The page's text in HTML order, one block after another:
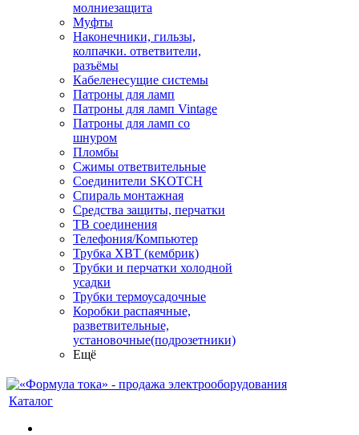
молниезащита
Муфты
Наконечники, гильзы,
колпачки. ответвители,
разъёмы
Кабеленесущие системы
Патроны для ламп
Патроны для ламп Vintage
Патроны для ламп со
шнуром
Пломбы
Сжимы ответвительные
Соединители SKOTCH
Спираль монтажная
Средства защиты, перчатки
ТВ соединения
Телефония/Компьютер
Трубка ХВТ (кембрик)
Трубки и перчатки холодной
усадки
Трубки термоусадочные
Коробки распаячные,
разветвительные,
установочные(подрозетники)
Ещё
Каталог